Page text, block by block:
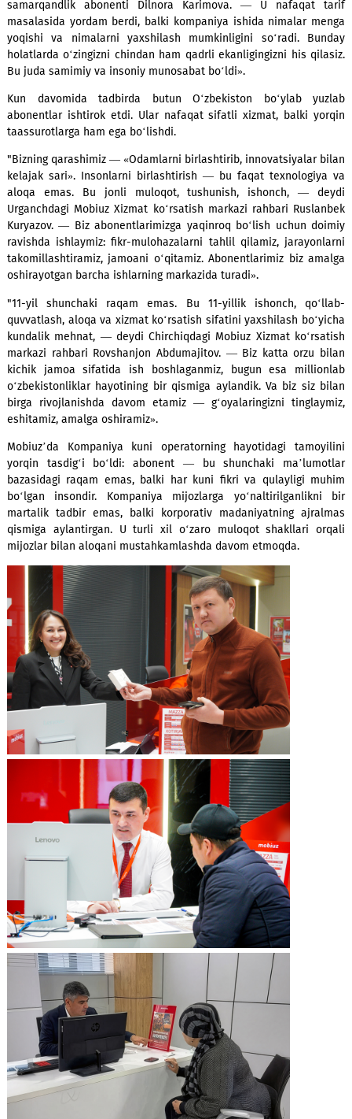
ko‘zlariga qaraganingizda — har bir raqam ortida o‘z
tarixiga ega haqiqiy inson turganini yanada chuqurroq his
"Men kompaniyaga ulangani kelgandim, Xizmat ko‘rsatish
samarqandlik abonenti Dilnora Karimova. — U
masalasida yordam berdi, balki kompaniya ishida nimalar
yoqishi va nimalarni yaxshilash mumkinligini so‘radi.
holatlarda o‘zingizni chindan ham qadrli ekanligingizni his
Bu juda samimiy va insoniy munosabat bo‘ldi».
Kun davomida tadbirda butun O‘zbekiston bo‘ylab
abonentlar ishtirok etdi. Ular nafaqat sifatli xizmat, balki
taassurotlarga ham ega bo‘lishdi.
"Bizning qarashimiz — «Odamlarni birlashtirib,
kelajak sari». Insonlarni birlashtirish — bu faqat
aloqa emas. Bu jonli muloqot, tushunish, ishonch, —
Urganchdagi Mobiuz Xizmat ko‘rsatish markazi rahbari
Kuryazov. — Biz abonentlarimizga yaqinroq bo‘lish uchun
ravishda ishlaymiz: fikr-mulohazalarni tahlil qilamiz,
takomillashtiramiz, jamoani o‘qitamiz. Abonentlarimiz biz
oshirayotgan barcha ishlarning markazida turadi».
quvvatlash, aloqa va xizmat ko‘rsatish sifatini yaxshilash
kundalik mehnat, — deydi Chirchiqdagi Mobiuz Xizmat
markazi rahbari Rovshanjon Abdumajitov. — Biz katta
kichik jamoa sifatida ish boshlaganmiz, bugun esa
o‘zbekistonliklar hayotining bir qismiga aylandik. Va biz
birga rivojlanishda davom etamiz — g‘oyalaringizni
eshitamiz, amalga oshiramiz».
Mobiuz’da Kompaniya kuni operatorning hayotidagi
yorqin tasdig‘i bo‘ldi: abonent — bu shunchaki
bazasidagi raqam emas, balki har kuni fikri va qulayligi
bo‘lgan insondir. Kompaniya mijozlarga
martalik tadbir emas, balki korporativ madaniyatning
qismiga aylantirgan. U turli xil o‘zaro muloqot shakllari
mijozlar bilan aloqani mustahkamlashda davom etmoqda.